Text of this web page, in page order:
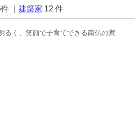
件 ｜ 建築家 12 件
るく、笑顔で子育てできる南仏の家